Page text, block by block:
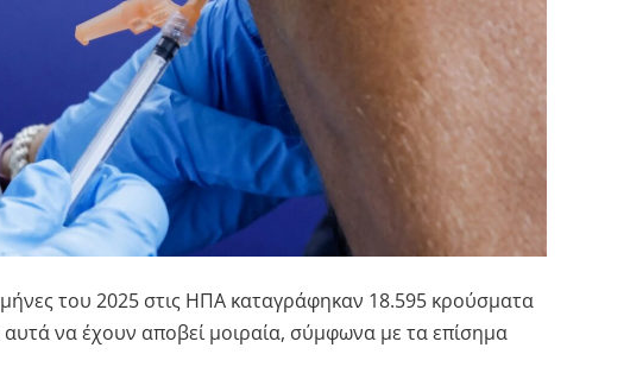
του 2025 στις ΗΠΑ καταγράφηκαν 18.595 κρούσματα
να έχουν αποβεί μοιραία, σύμφωνα με τα επίσημα